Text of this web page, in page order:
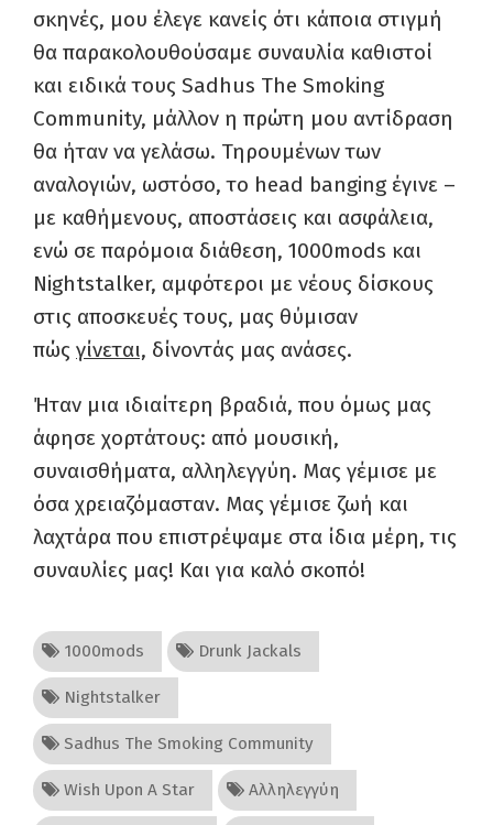
σκηνές, μου έλεγε κανείς ότι κάποια στιγμή
θα παρακολουθούσαμε συναυλία καθιστοί
και ειδικά τους Sadhus The Smoking
Community, μάλλον η πρώτη μου αντίδραση
θα ήταν να γελάσω. Τηρουμένων των
αναλογιών, ωστόσο, το head banging έγινε –
με καθήμενους, αποστάσεις και ασφάλεια,
ενώ σε παρόμοια διάθεση, 1000mods και
Nightstalker, αμφότεροι με νέους δίσκους
στις αποσκευές τους, μας θύμισαν
πώς γίνεται, δίνοντάς μας ανάσες.
Ήταν μια ιδιαίτερη βραδιά, που όμως μας
άφησε χορτάτους: από μουσική,
συναισθήματα, αλληλεγγύη. Μας γέμισε με
όσα χρειαζόμασταν. Μας γέμισε ζωή και
λαχτάρα που επιστρέψαμε στα ίδια μέρη, τις
συναυλίες μας! Και για καλό σκοπό!
1000mods Drunk Jackals
Nightstalker
Sadhus The Smoking Community
Wish Upon A Star Αλληλεγγύη